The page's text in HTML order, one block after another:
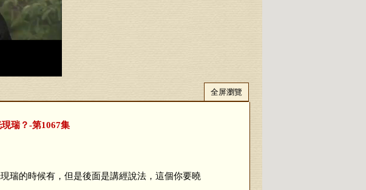
全屏瀏覽
瑞？-第1067集
的時候有，但是後面是講經說法，這個你要曉